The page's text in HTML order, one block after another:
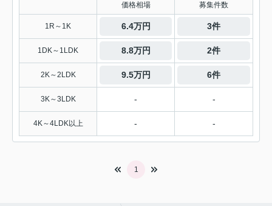
価格相場 募集件数
1R～1K 6.4万円 3件
1DK～1LDK 8.8万円 2件
2K～2LDK 9.5万円 6件
3K～3LDK - -
4K～4LDK以上 - -
1